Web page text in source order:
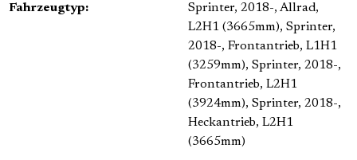
Fahrzeugtyp:
Sprinter, 2018-, Allrad,
L2H1 (3665mm), Sprinter,
2018-, Frontantrieb, L1H1
(3259mm), Sprinter, 2018-,
Frontantrieb, L2H1
(3924mm), Sprinter, 2018-,
Heckantrieb, L2H1
(3665mm)